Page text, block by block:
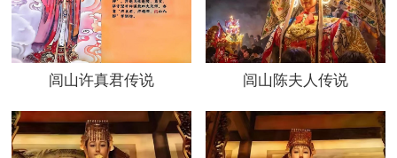
闾山许真君传说 闾山陈夫人传说